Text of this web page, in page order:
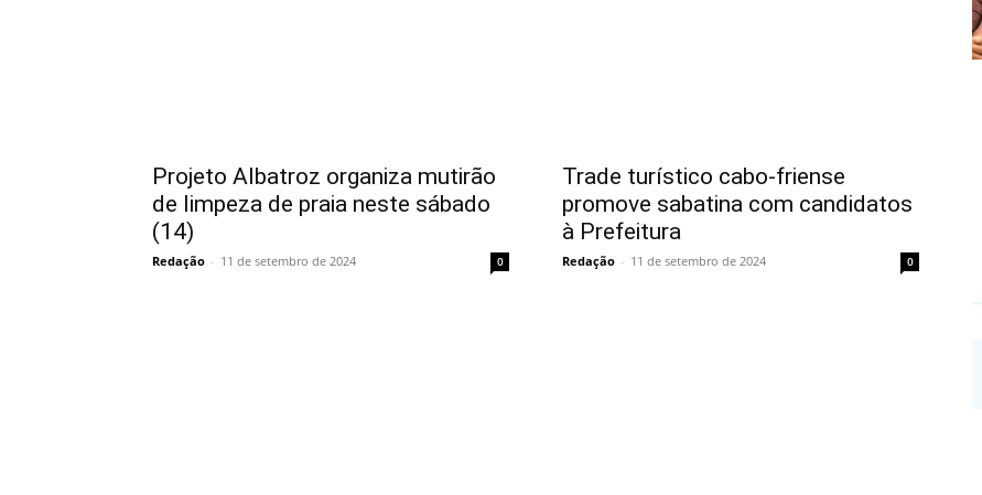
Projeto Albatroz organiza mutirão
de limpeza de praia neste sábado
(14)
Redação - 11 de setembro de 2024 0
Trade turístico cabo-friense
promove sabatina com candidatos
à Prefeitura
Redação - 11 de setembro de 2024 0